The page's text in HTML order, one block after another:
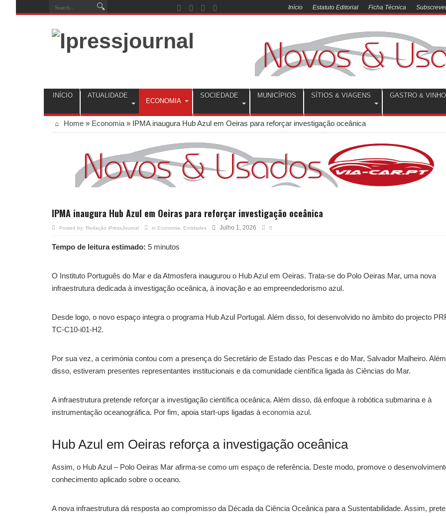
Início Estatuto Editorial Ficha Técnica
INÍCIO ATUALIDADE
ECONOMIA
SOCIEDADE MUNICÍPIOS SÍTIOS & VIAGENS GASTRO &
Home » Economia » IPMA inaugura Hub Azul em Oeiras para reforçar investigação oceânica
IPMA inaugura Hub Azul em Oeiras para reforçar investigação oceânica
Posted by: Redação iPressJournal in Economia Entidades Julho 1, 2026 0
Tempo de leitura estimado: 5 minutos
O Instituto Português do Mar e da Atmosfera inaugurou o Hub Azul em Oeiras. Trata-se do Polo Oeiras Mar, uma nova
infraestrutura dedicada à investigação oceânica, à inovação e ao empreendedorismo azul.
Desde logo, o novo espaço integra o programa Hub Azul Portugal. Além disso, foi desenvolvido no âmbito do projecto
TC-C10-i01-H2.
Por sua vez, a cerimónia contou com a presença do Secretário de Estado das Pescas e do Mar, Salvador Malheiro. Além
disso, estiveram presentes representantes institucionais e da comunidade científica ligada às Ciências do Mar.
A infraestrutura pretende reforçar a investigação científica oceânica. Além disso, dá enfoque à robótica submarina e à
instrumentação oceanográfica. Por fim, apoia start-ups ligadas à economia azul.
Hub Azul em Oeiras reforça a investigação oceânica
Assim, o Hub Azul – Polo Oeiras Mar afirma-se como um espaço de referência. Deste modo, promove o
conhecimento aplicado sobre o oceano.
A nova infraestrutura dá resposta ao compromisso da Década da Ciência Oceânica para a Sustentabilidade. Assim,